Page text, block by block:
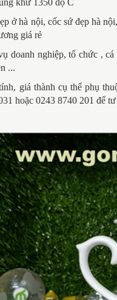
ở hà nội, cốc sứ đẹp hà
giá rẻ
doanh nghiệp, tổ chức ,
...
giá thành cụ thể phụ
hoặc 0243 8740 201 để